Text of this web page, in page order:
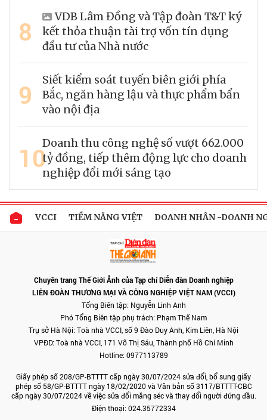
8
VDB Lâm Đồng và Tập đoàn T&T ký
kết thỏa thuận tài trợ vốn tín dụng
đầu tư của Nhà nước
9
Siết kiểm soát tuyến biên giới phía
Bắc, ngăn hàng lậu và thực phẩm bẩn
vào nội địa
10Doanh thu công nghệ số vượt 662.000
tỷ đồng, tiếp thêm động lực cho doanh
nghiệp đổi mới sáng tạo
VCCI TIỀM NĂNG VIỆT DOANH NHÂN -DOANH
Chuyên trang Thế Giới Ảnh của Tạp chí Diễn đàn Doanh nghiệp
LIÊN ĐOÀN THƯƠNG MẠI VÀ CÔNG NGHIỆP VIỆT NAM (VCCI)
Tổng Biên tập: Nguyễn Linh Anh
Phó Tổng Biên tập phụ trách: Phạm Thế Nam
Trụ sở Hà Nội: Toà nhà VCCI, số 9 Đào Duy Anh, Kim Liên, Hà Nội
VPĐD: Toà nhà VCCI, 171 Võ Thị Sáu, Thành phố Hồ Chí Minh
Hotline: 0977113789
Giấy phép số 208/GP-BTTTT cấp ngày 30/07/2024 sửa đổi, bổ sung giấy
phép số 58/GP-BTTTT ngày 18/02/2020 và Văn bản số 3117/BTTTT-CBC
cấp ngày 30/07/2024 về việc sửa đổi măng séc và thay đổi người đứng đầu.
Điện thoại: 024.35772334